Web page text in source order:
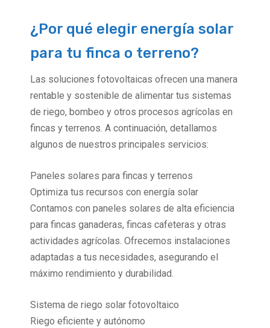
¿Por qué elegir energía solar
para tu finca o terreno?
Las soluciones fotovoltaicas ofrecen una manera
rentable y sostenible de alimentar tus sistemas
de riego, bombeo y otros procesos agrícolas en
fincas y terrenos. A continuación, detallamos
algunos de nuestros principales servicios:
Paneles solares para fincas y terrenos
Optimiza tus recursos con energía solar
Contamos con paneles solares de alta eficiencia
para fincas ganaderas, fincas cafeteras y otras
actividades agrícolas. Ofrecemos instalaciones
adaptadas a tus necesidades, asegurando el
máximo rendimiento y durabilidad.
Sistema de riego solar fotovoltaico
Riego eficiente y autónomo